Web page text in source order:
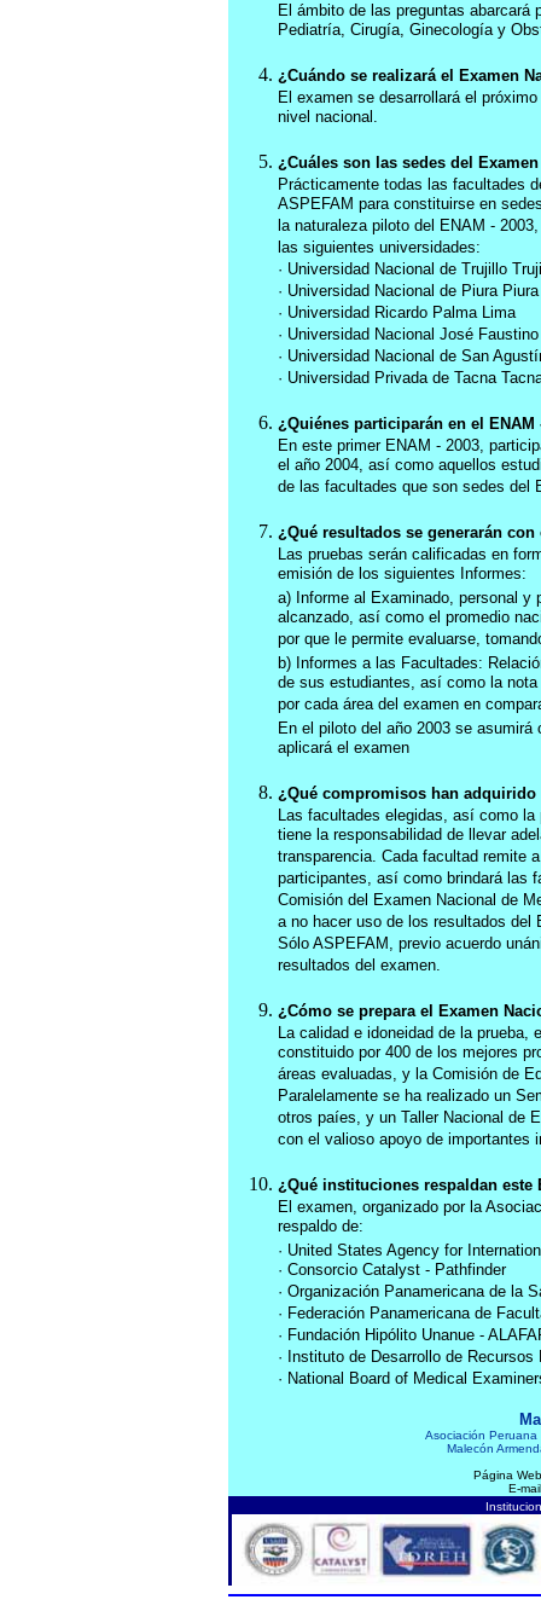
El ámbito de las preguntas
Pediatría, Cirugía, Ginecología y
¿Cuándo se realizará el Examen
El examen se desarrollará el
nivel nacional.
¿Cuáles son las sedes del
Prácticamente todas las facultades
ASPEFAM para constituirse en
la naturaleza piloto del ENAM -
las siguientes universidades:
· Universidad Nacional de Trujillo
· Universidad Nacional de Piura Piura
· Universidad Ricardo Palma Lima
· Universidad Nacional José
· Universidad Nacional de San
· Universidad Privada de Tacna
¿Quiénes participarán en el ENAM
En este primer ENAM - 2003,
el año 2004, así como aquellos
de las facultades que son sedes del
¿Qué resultados se generarán con
Las pruebas serán calificadas en
emisión de los siguientes Informes:
a) Informe al Examinado, personal y
alcanzado, así como el promedio
por que le permite evaluarse,
b) Informes a las Facultades:
de sus estudiantes, así como la
por cada área del examen en
En el piloto del año 2003 se
aplicará el examen
¿Qué compromisos han
Las facultades elegidas, así como
tiene la responsabilidad de llevar
transparencia. Cada facultad remite
participantes, así como brindará las
Comisión del Examen Nacional de
a no hacer uso de los resultados
Sólo ASPEFAM, previo acuerdo
resultados del examen.
¿Cómo se prepara el Examen
La calidad e idoneidad de la prueba,
constituido por 400 de los mejores
áreas evaluadas, y la Comisión de
Paralelamente se ha realizado un
otros paíes, y un Taller Nacional de
con el valioso apoyo de importantes
¿Qué instituciones respaldan este
El examen, organizado por la
respaldo de:
· United States Agency for
· Consorcio Catalyst - Pathfinder
· Organización Panamericana de la
· Federación Panamericana de
· Fundación Hipólito Unanue -
· Instituto de Desarrollo de
· National Board of Medical
Asociación Peruana
Malecón
Página
E-